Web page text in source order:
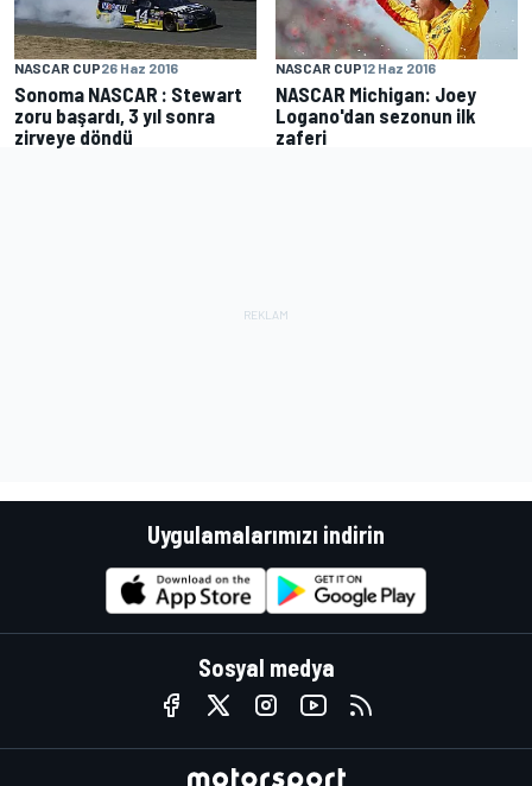
NASCAR CUP26 Haz 2016
Sonoma NASCAR : Stewart
zoru başardı, 3 yıl sonra
zirveye döndü
NASCAR CUP12 Haz 2016
NASCAR Michigan: Joey
Logano'dan sezonun ilk
zaferi
Uygulamalarımızı indirin
Sosyal medya